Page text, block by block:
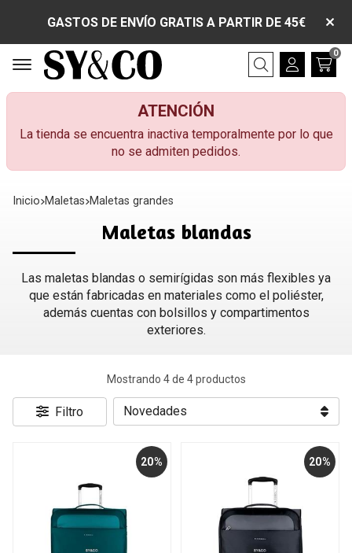
GASTOS DE ENVÍO GRATIS A PARTIR DE 45€
Buscar
0
ATENCIÓN
La tienda se encuentra inactiva temporalmente por lo que
no se admiten pedidos.
Inicio maletas maletas grandes
Maletas blandas
Las maletas blandas o semirígidas son más flexibles ya
que están fabricadas en materiales como el poliéster,
además cuentas con bolsillos y compartimentos
exteriores.
Mostrando 4 de 4 productos
Filtro
20% 20%